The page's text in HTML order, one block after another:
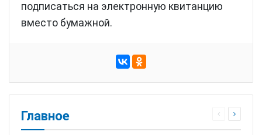
подписаться на электронную квитанцию
вместо бумажной.
Главное